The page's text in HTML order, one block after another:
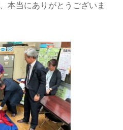
本当にありがとうございま